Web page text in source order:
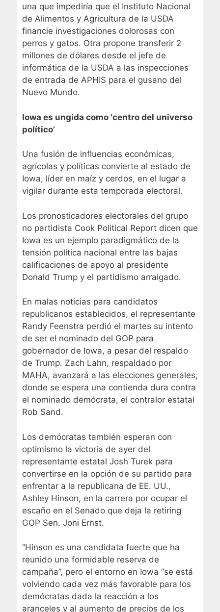
una que impediría que el Instituto Nacional
de Alimentos y Agricultura de la USDA
financie investigaciones dolorosas con
perros y gatos. Otra propone transferir 2
millones de dólares desde el jefe de
informática de la USDA a las inspecciones
de entrada de APHIS para el gusano del
Nuevo Mundo.
Iowa es ungida como ‘centro del universo
político’
Una fusión de influencias económicas,
agrícolas y políticas convierte al estado de
Iowa, líder en maíz y cerdos, en el lugar a
vigilar durante esta temporada electoral.
Los pronosticadores electorales del grupo
no partidista Cook Political Report dicen que
Iowa es un ejemplo paradigmático de la
tensión política nacional entre las bajas
calificaciones de apoyo al presidente
Donald Trump y el partidismo arraigado.
En malas noticias para candidatos
republicanos establecidos, el representante
Randy Feenstra perdió el martes su intento
de ser el nominado del GOP para
gobernador de Iowa, a pesar del respaldo
de Trump. Zach Lahn, respaldado por
MAHA, avanzará a las elecciones generales,
donde se espera una contienda dura contra
el nominado demócrata, el contralor estatal
Rob Sand.
Los demócratas también esperan con
optimismo la victoria de ayer del
representante estatal Josh Turek para
convertirse en la opción de su partido para
enfrentar a la republicana de EE. UU.,
Ashley Hinson, en la carrera por ocupar el
escaño en el Senado que deja la retiring
GOP Sen. Joni Ernst.
“Hinson es una candidata fuerte que ha
reunido una formidable reserva de
campaña”, pero el entorno en Iowa “se está
volviendo cada vez más favorable para los
demócratas dada la reacción a los
aranceles y al aumento de precios de los